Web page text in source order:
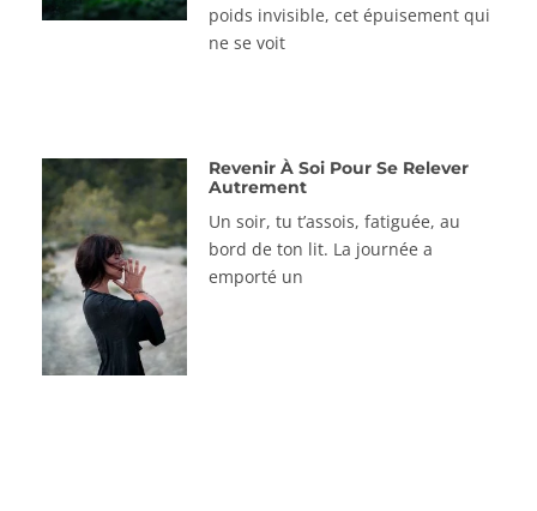
poids invisible, cet épuisement qui
ne se voit
Revenir À Soi Pour Se Relever
Autrement
Un soir, tu t’assois, fatiguée, au
bord de ton lit. La journée a
emporté un